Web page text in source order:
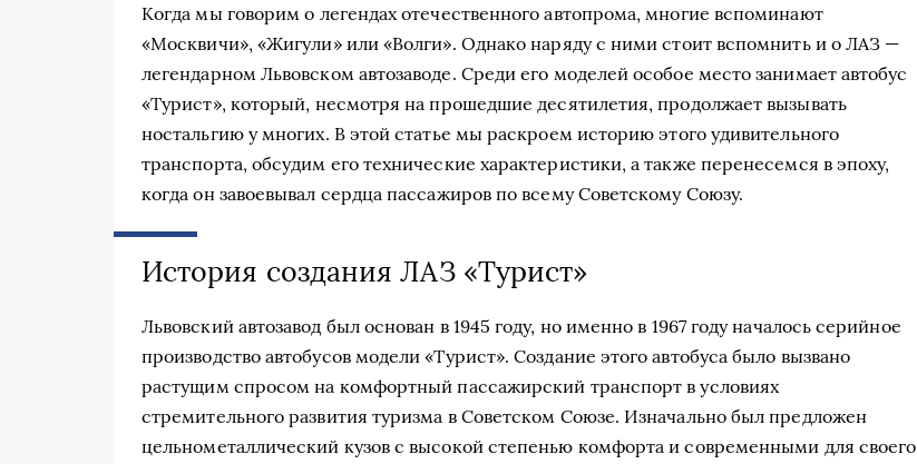
Когда мы говорим о легендах отечественного автопрома, многие вспоминают
«Москвичи», «Жигули» или «Волги». Однако наряду с ними стоит вспомнить и о ЛАЗ —
легендарном Львовском автозаводе. Среди его моделей особое место занимает автобус
«Турист», который, несмотря на прошедшие десятилетия, продолжает вызывать
ностальгию у многих. В этой статье мы раскроем историю этого удивительного
транспорта, обсудим его технические характеристики, а также перенесемся в эпоху,
когда он завоевывал сердца пассажиров по всему Советскому Союзу.
История создания ЛАЗ «Турист»
Львовский автозавод был основан в 1945 году, но именно в 1967 году началось серийное
производство автобусов модели «Турист». Создание этого автобуса было вызвано
растущим спросом на комфортный пассажирский транспорт в условиях
стремительного развития туризма в Советском Союзе. Изначально был предложен
цельнометаллический кузов с высокой степенью комфорта и современными для своего